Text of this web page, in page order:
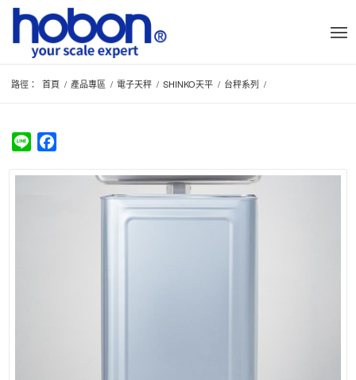
路徑： 首頁 / 產品專區 / 電子天秤 / SHINKO天平 / 台秤系列 /
Line